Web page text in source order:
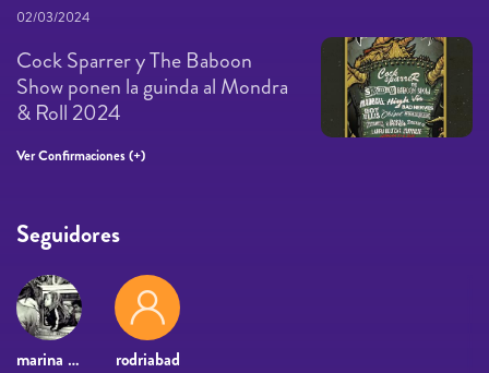
02/03/2024
Cock Sparrer y The Baboon
Show ponen la guinda al Mondra
& Roll 2024
Ver Confirmaciones (+)
Seguidores
marina de la fuente1 rodriabad